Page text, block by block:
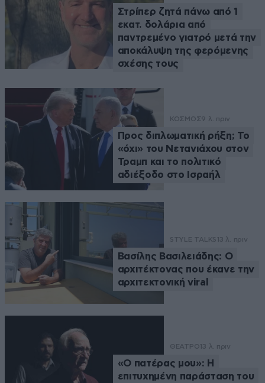
Στρίπερ ζητά πάνω από 1
εκατ. δολάρια από
παντρεμένο γιατρό μετά την
αποκάλυψη της φερόμενης
σχέσης τους
ΚΟΣΜΟΣ9 λ. πριν
Προς διπλωματική ρήξη; Το
«όχι» του Νετανιάχου στον
Τραμπ και το πολιτικό
αδιέξοδο στο Ισραήλ
STYLE TALKS 13 λ. πριν
Βασίλης Βασιλειάδης: Ο
αρχιτέκτονας που έκανε την
αρχιτεκτονική viral
ΘΕΑΤΡΟ 13 λ. πριν
«Ο πατέρας μου»: Η
επιτυχημένη παράσταση του